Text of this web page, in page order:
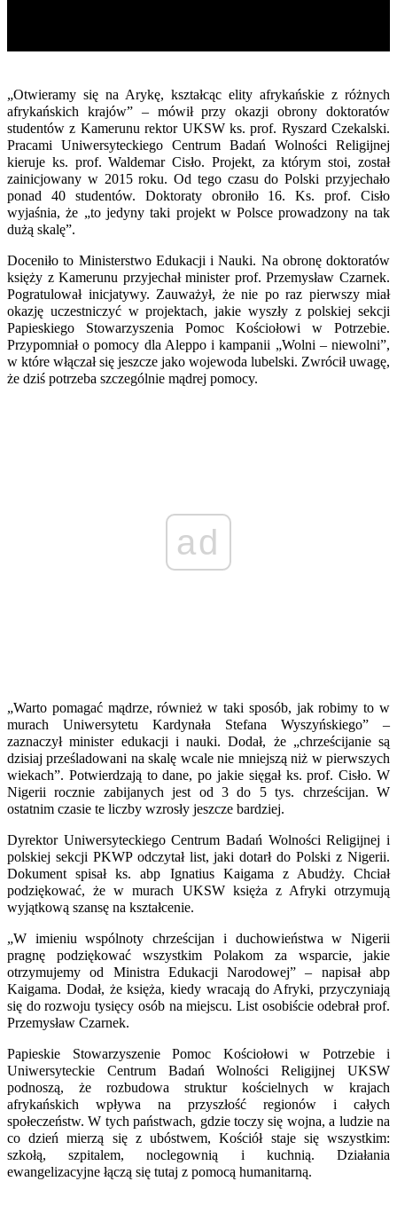
„Otwieramy się na Arykę, kształcąc elity afrykańskie z różnych
afrykańskich krajów” – mówił przy okazji obrony doktoratów
studentów z Kamerunu rektor UKSW ks. prof. Ryszard Czekalski.
Pracami Uniwersyteckiego Centrum Badań Wolności Religijnej
kieruje ks. prof. Waldemar Cisło. Projekt, za którym stoi, został
zainicjowany w 2015 roku. Od tego czasu do Polski przyjechało
ponad 40 studentów. Doktoraty obroniło 16. Ks. prof. Cisło
wyjaśnia, że „to jedyny taki projekt w Polsce prowadzony na tak
dużą skalę”.
Doceniło to Ministerstwo Edukacji i Nauki. Na obronę doktoratów
księży z Kamerunu przyjechał minister prof. Przemysław Czarnek.
Pogratulował inicjatywy. Zauważył, że nie po raz pierwszy miał
okazję uczestniczyć w projektach, jakie wyszły z polskiej sekcji
Papieskiego Stowarzyszenia Pomoc Kościołowi w Potrzebie.
Przypomniał o pomocy dla Aleppo i kampanii „Wolni – niewolni”,
w które włączał się jeszcze jako wojewoda lubelski. Zwrócił uwagę,
że dziś potrzeba szczególnie mądrej pomocy.
ad
„Warto pomagać mądrze, również w taki sposób, jak robimy to w
murach Uniwersytetu Kardynała Stefana Wyszyńskiego” –
zaznaczył minister edukacji i nauki. Dodał, że „chrześcijanie są
dzisiaj prześladowani na skalę wcale nie mniejszą niż w pierwszych
wiekach”. Potwierdzają to dane, po jakie sięgał ks. prof. Cisło. W
Nigerii rocznie zabijanych jest od 3 do 5 tys. chrześcijan. W
ostatnim czasie te liczby wzrosły jeszcze bardziej.
Dyrektor Uniwersyteckiego Centrum Badań Wolności Religijnej i
polskiej sekcji PKWP odczytał list, jaki dotarł do Polski z Nigerii.
Dokument spisał ks. abp Ignatius Kaigama z Abudży. Chciał
podziękować, że w murach UKSW księża z Afryki otrzymują
wyjątkową szansę na kształcenie.
„W imieniu wspólnoty chrześcijan i duchowieństwa w Nigerii
pragnę podziękować wszystkim Polakom za wsparcie, jakie
otrzymujemy od Ministra Edukacji Narodowej” – napisał abp
Kaigama. Dodał, że księża, kiedy wracają do Afryki, przyczyniają
się do rozwoju tysięcy osób na miejscu. List osobiście odebrał prof.
Przemysław Czarnek.
Papieskie Stowarzyszenie Pomoc Kościołowi w Potrzebie i
Uniwersyteckie Centrum Badań Wolności Religijnej UKSW
podnoszą, że rozbudowa struktur kościelnych w krajach
afrykańskich wpływa na przyszłość regionów i całych
społeczeństw. W tych państwach, gdzie toczy się wojna, a ludzie na
co dzień mierzą się z ubóstwem, Kościół staje się wszystkim:
szkołą, szpitalem, noclegownią i kuchnią. Działania
ewangelizacyjne łączą się tutaj z pomocą humanitarną.